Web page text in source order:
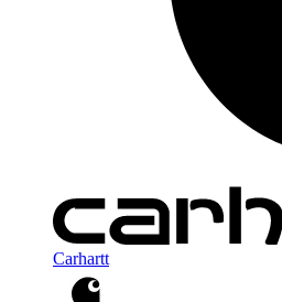
Carhartt